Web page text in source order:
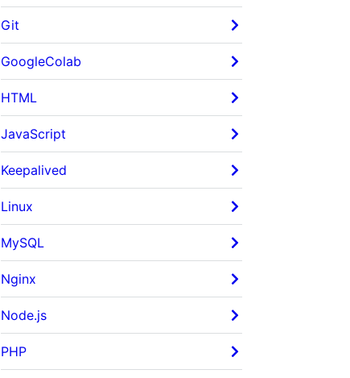
Git
GoogleColab
HTML
JavaScript
Keepalived
Linux
MySQL
Nginx
Node.js
PHP